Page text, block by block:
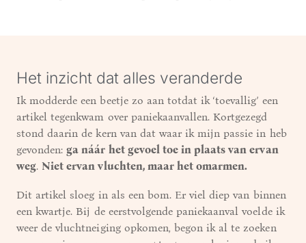
Het inzicht dat alles veranderde
Ik modderde een beetje zo aan totdat ik ‘toevallig’ een
artikel tegenkwam over paniekaanvallen. Kortgezegd
stond daarin de kern van dat waar ik mijn passie in heb
gevonden:ga náár het gevoel toe in plaats van ervan
weg.Niet ervan vluchten, maar het omarmen.
Dit artikel sloeg in als een bom. Er viel diep van binnen
een kwartje. Bij de eerstvolgende paniekaanval voelde ik
weer de vluchtneiging opkomen, begon ik al te zoeken